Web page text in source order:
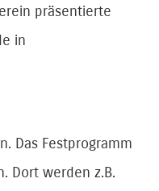
präsentierte
in
Das Festprogramm
Dort werden z.B.